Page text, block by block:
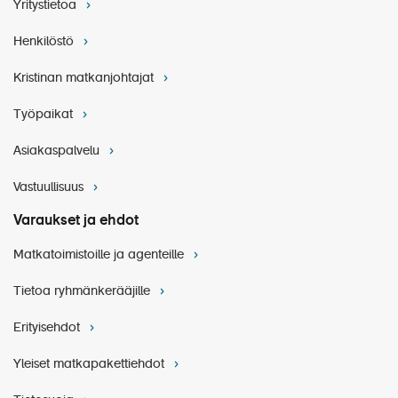
Pukeutuminen
Risteilyaikataulu
Yritystietoa
Henkilöstö
Kristinan matkanjohtajat
Työpaikat
Asiakaspalvelu
Vastuullisuus
Varaukset ja ehdot
Matkatoimistoille ja agenteille
Tietoa ryhmänkerääjille
Erityisehdot
Yleiset matkapakettiehdot